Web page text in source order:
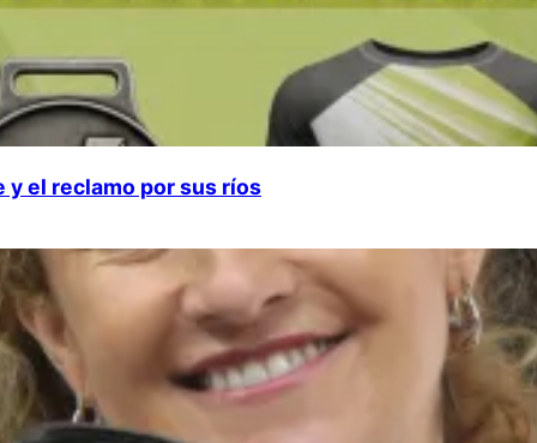
y el reclamo por sus ríos